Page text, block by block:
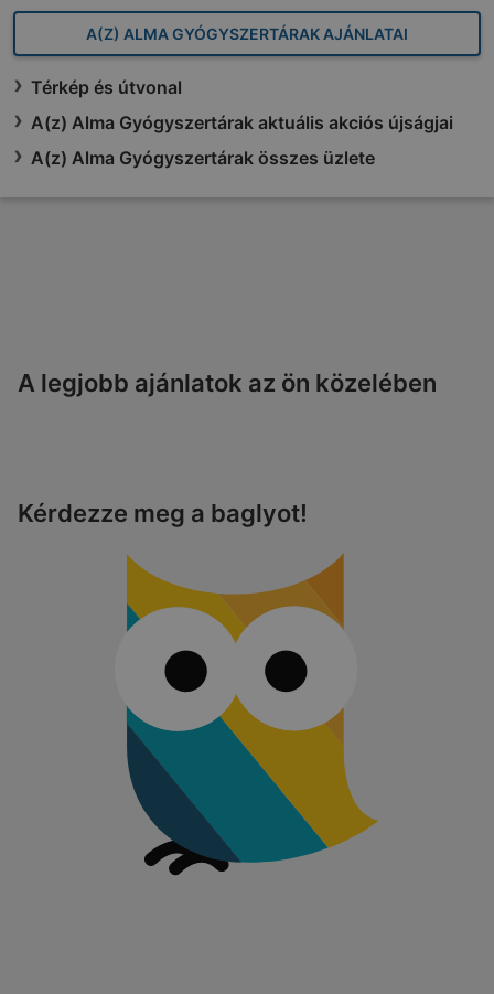
A(Z) ALMA GYÓGYSZERTÁRAK AJÁNLATAI
Térkép és útvonal
A(z) Alma Gyógyszertárak aktuális akciós újságjai
A(z) Alma Gyógyszertárak összes üzlete
A legjobb ajánlatok az ön közelében
Kérdezze meg a baglyot!